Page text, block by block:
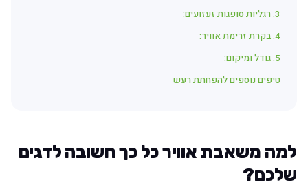
4. בקרת זרימת אוויר:
טיפים נוספים להפחתת רעש
למה משאבת אוויר כל כך חשובה לדגים
שלכם?